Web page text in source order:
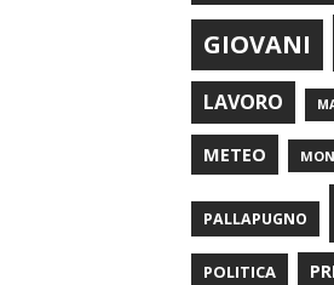
GIOVANI
LAVORO
METEO
PALLAPUGNO
POLITICA